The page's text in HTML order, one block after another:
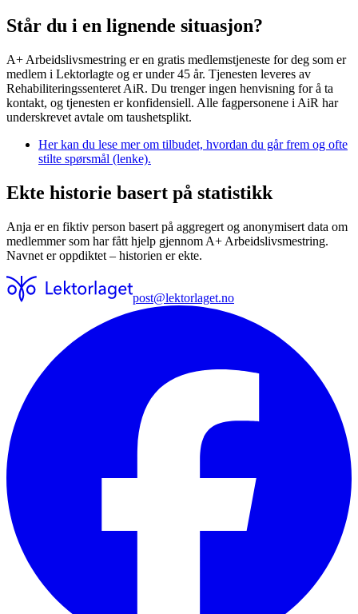
Står du i en lignende situasjon?
A+ Arbeidslivsmestring er en gratis medlemstjeneste for deg som er
medlem i Lektorlagte og er under 45 år. Tjenesten leveres av
Rehabiliteringssenteret AiR. Du trenger ingen henvisning for å ta
kontakt, og tjenesten er konfidensiell. Alle fagpersonene i AiR har
underskrevet avtale om taushetsplikt.
Her kan du lese mer om tilbudet, hvordan du går frem og ofte
stilte spørsmål (lenke).
Ekte historie basert på statistikk
Anja er en fiktiv person basert på aggregert og anonymisert data om
medlemmer som har fått hjelp gjennom A+ Arbeidslivsmestring.
Navnet er oppdiktet – historien er ekte.
post@lektorlaget.no